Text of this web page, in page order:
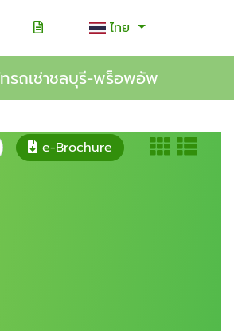
ไทย
รถเช่าชลบุรี-พร็อพอัพ
e-Brochure